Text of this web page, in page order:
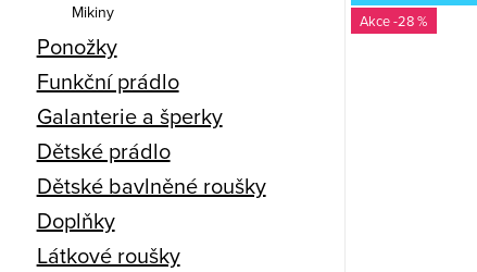
Mikiny
Ponožky
Funkční prádlo
Galanterie a šperky
Dětské prádlo
Dětské bavlněné roušky
Doplňky
Látkové roušky
-28 %